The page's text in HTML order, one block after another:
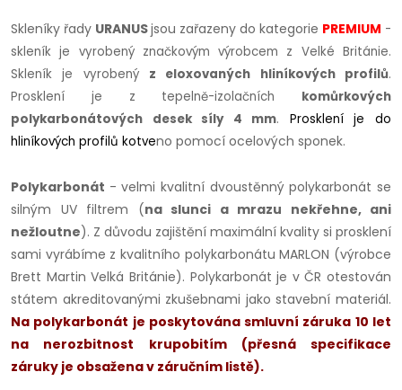
Skleníky řady URANUSjsou zařazeny do kategorie PREMIUM -
skleník je vyrobený značkovým výrobcem z Velké Británie.
Skleník je vyrobený z eloxovaných hliníkových profilů.
Prosklení je z tepelně-izolačních komůrkových
polykarbonátových desek síly 4 mm. Prosklení je do
hliníkových profilů kotveno pomocí ocelových sponek.
Polykarbonát - velmi kvalitní dvoustěnný polykarbonát se
silným UV filtrem (na slunci a mrazu nekřehne, ani
nežloutne). Z důvodu zajištění maximální kvality si prosklení
sami vyrábíme z kvalitního polykarbonátu MARLON (výrobce
Brett Martin Velká Británie). Polykarbonát je v ČR otestován
státem akreditovanými zkušebnami jako stavební materiál.
Na polykarbonát je poskytována smluvní záruka 10 let
na nerozbitnost krupobitím (přesná specifikace
záruky je obsažena v záručním listě).